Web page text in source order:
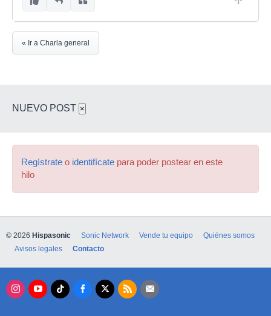
« Ir a Charla general
NUEVO POST ×
Regístrate o identifícate para poder postear en este
hilo
© 2026 Hispasonic Sonic Network Vende tu equipo
Quiénes somos
Avisos legales
Contacto